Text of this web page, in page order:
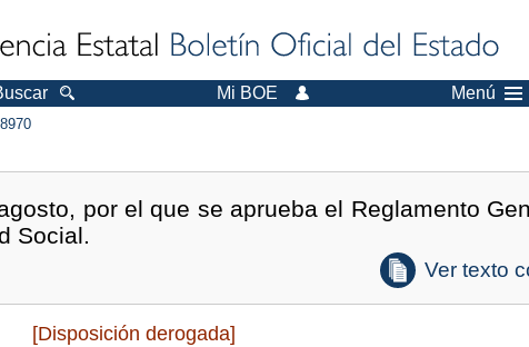
Mi BOE Menú
por el que se aprueba el Reglamento
Social.
Ver texto
[Disposición derogada]